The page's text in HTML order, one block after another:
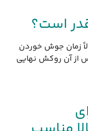
زمان جوش خوردن
از آن روکش نهایی